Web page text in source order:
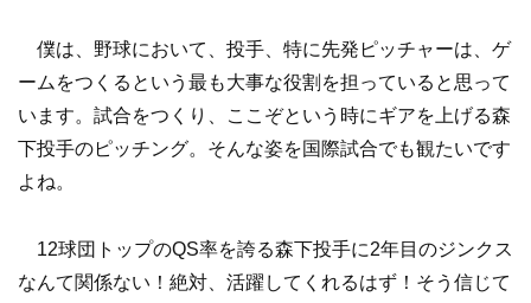
僕は、野球において、投手、特に先発ピッチャーは、ゲ
ームをつくるという最も大事な役割を担っていると思って
います。試合をつくり、ここぞという時にギアを上げる森
下投手のピッチング。そんな姿を国際試合でも観たいです
よね。
12球団トップのQS率を誇る森下投手に2年目のジンクス
なんて関係ない！絶対、活躍してくれるはず！そう信じて